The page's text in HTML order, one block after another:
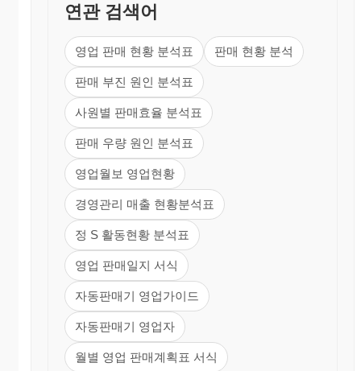
연관 검색어
영업 판매 현황 분석표 판매 현황 분석
판매 부진 원인 분석표
사원별 판매효율 분석표
판매 우량 원인 분석표
영업월보 영업현황
경영관리 매출 현황분석표
정 S 활동현황 분석표
영업 판매일지 서식
자동판매기 영업가이드
자동판매기 영업자
월별 영업 판매계획표 서식